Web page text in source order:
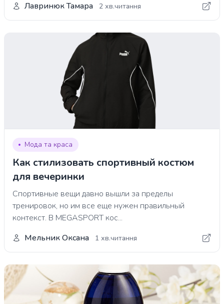
Лавринюк Тамара
2 хв.читання
Мода та краса
Как стилизовать спортивный костюм
для вечеринки
Спортивные вещи давно вышли за пределы
тренировок, но им все еще нужен правильный
контекст. В MEGASPORT кос...
Мельник Оксана
1 хв.читання